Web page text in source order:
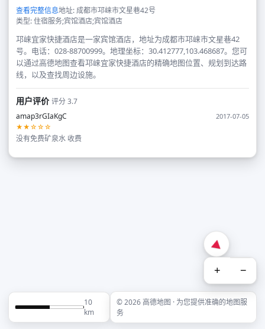
查看完整信息地址: 成都市邛崃市文星巷42号
类型: 住宿服务;宾馆酒店;宾馆酒店
邛崃宜家快捷酒店是一家宾馆酒店，地址为成都市邛崃市文星巷42
号。电话：028-88700999。地理坐标：30.412777,103.468687。您可
以通过高德地图查看邛崃宜家快捷酒店的精确地图位置、规划到达路
线，以及查找周边设施。
用户评价评分 3.7
amap3rGIaKgC
2017-07-05
★★☆☆☆
没有免费矿泉水 收费
+ −
10
km
© 2026 高德地图 · 为您提供准确的地图服
务